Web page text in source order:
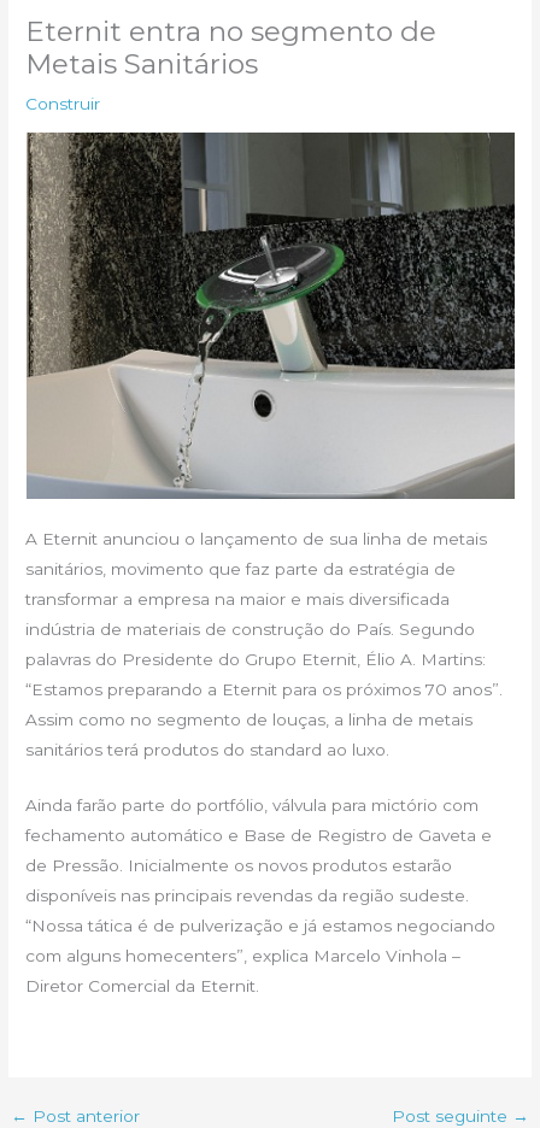
Eternit entra no segmento de
Metais Sanitários
Construir
A Eternit anunciou o lançamento de sua linha de metais
sanitários, movimento que faz parte da estratégia de
transformar a empresa na maior e mais diversificada
indústria de materiais de construção do País. Segundo
palavras do Presidente do Grupo Eternit, Élio A. Martins:
“Estamos preparando a Eternit para os próximos 70 anos”.
Assim como no segmento de louças, a linha de metais
sanitários terá produtos do standard ao luxo.
Ainda farão parte do portfólio, válvula para mictório com
fechamento automático e Base de Registro de Gaveta e
de Pressão. Inicialmente os novos produtos estarão
disponíveis nas principais revendas da região sudeste.
“Nossa tática é de pulverização e já estamos negociando
com alguns homecenters”, explica Marcelo Vinhola –
Diretor Comercial da Eternit.
← Post anterior Post seguinte →